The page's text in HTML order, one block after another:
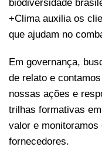
biodiversidade
+Clima auxilia os
que ajudam no
Em governança,
de relato e
nossas ações e
trilhas formativas
valor e monitoramos
fornecedores.